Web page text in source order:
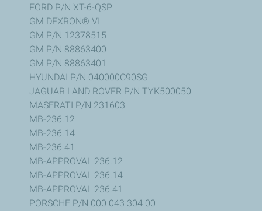
FORD P/N XT-6-QSP
GM DEXRON® VI
GM P/N 12378515
GM P/N 88863400
GM P/N 88863401
HYUNDAI P/N 040000C90SG
JAGUAR LAND ROVER P/N TYK500050
MASERATI P/N 231603
MB-236.12
MB-236.14
MB-236.41
MB-APPROVAL 236.12
MB-APPROVAL 236.14
MB-APPROVAL 236.41
PORSCHE P/N 000 043 304 00